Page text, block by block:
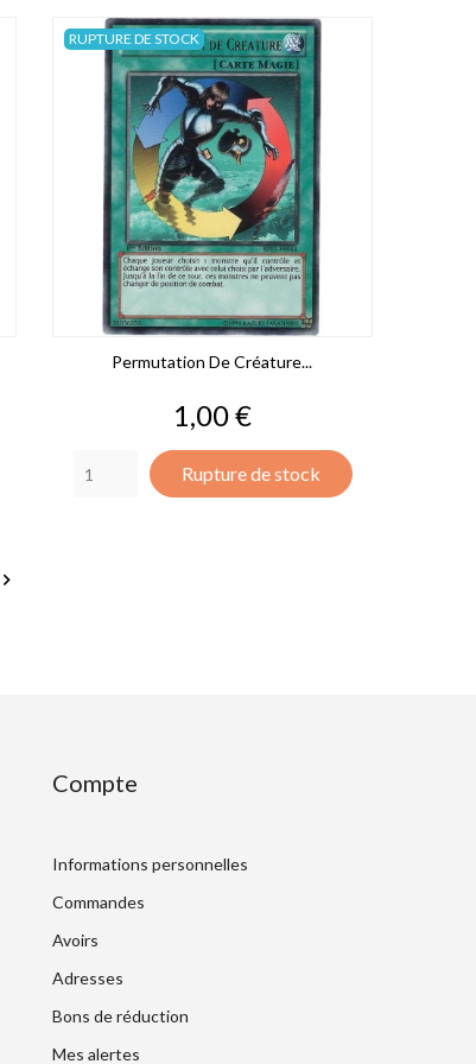
Permutation De Créature...
Prix
1,00 €
Rupture de stock
RUPTURE DE STOCK

Compte
Informations personnelles
Commandes
Avoirs
Adresses
Bons de réduction
Mes alertes